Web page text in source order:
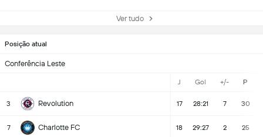
Posição atual
Conferência Leste
J Gol +/- P
3 Revolution 17 28:21 7 30
7 Charlotte FC 18 29:27 2 25
Ver tudo